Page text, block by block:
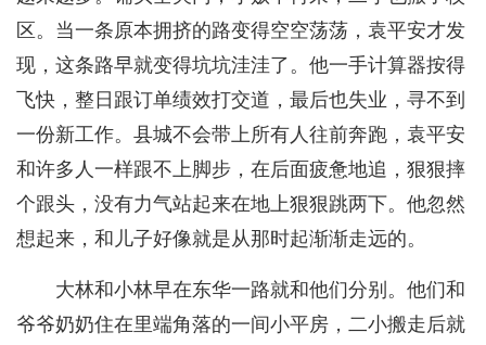
区。当一条原本拥挤的路变得空空荡荡，袁平安才发
现，这条路早就变得坑坑洼洼了。他一手计算器按得
飞快，整日跟订单绩效打交道，最后也失业，寻不到
一份新工作。县城不会带上所有人往前奔跑，袁平安
和许多人一样跟不上脚步，在后面疲惫地追，狠狠摔
个跟头，没有力气站起来在地上狠狠跳两下。他忽然
想起来，和儿子好像就是从那时起渐渐走远的。
大林和小林早在东华一路就和他们分别。他们和
爷爷奶奶住在里端角落的一间小平房，二小搬走后就